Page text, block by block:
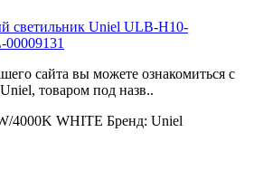
светильник Uniel ULB-H10-
сайта вы можете ознакомиться с
товаром под назв..
4000K WHITE Бренд: Uniel